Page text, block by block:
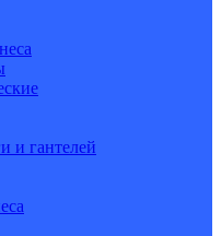
и гантелей